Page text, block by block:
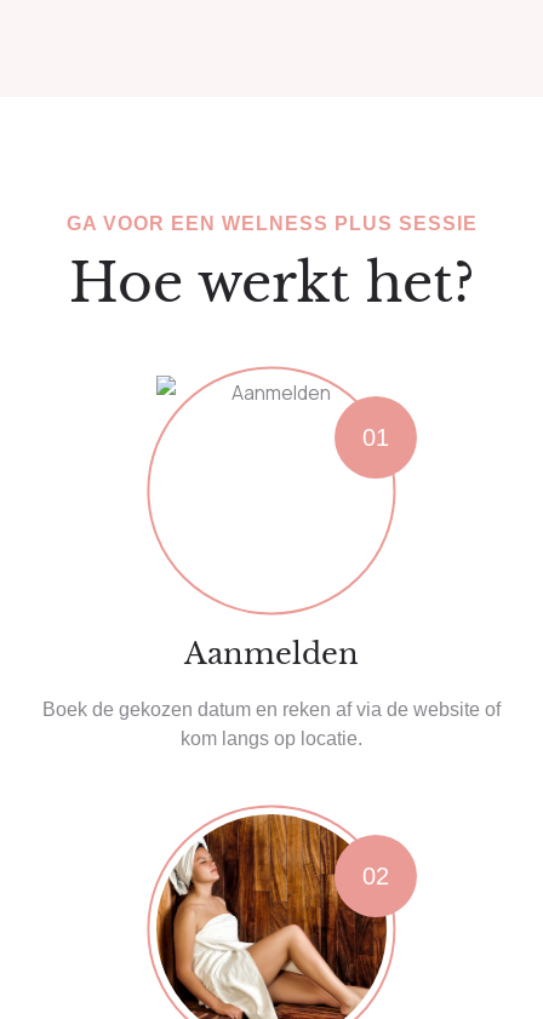
GA VOOR EEN WELNESS PLUS SESSIE
Hoe werkt het?
01
Aanmelden
Boek de gekozen datum en reken af via de website of
kom langs op locatie.
02